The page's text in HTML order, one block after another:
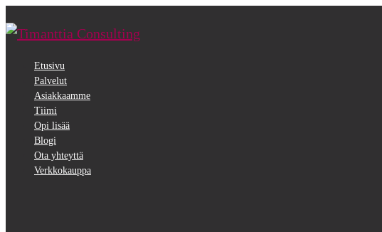
pääsisältöön
Etusivu
Palvelut
Asiakkaamme
Tiimi
Opi lisää
Blogi
Ota yhteyttä
Verkkokauppa